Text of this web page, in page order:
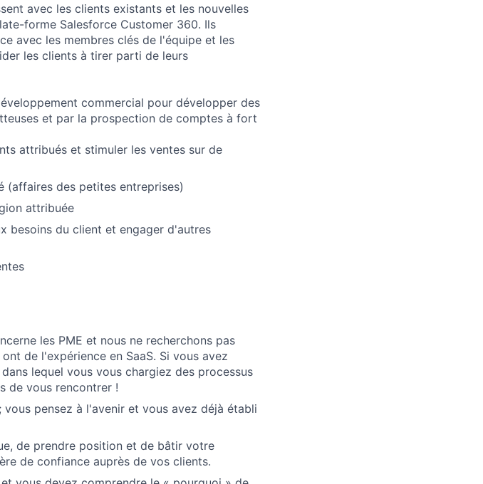
avec les clients existants et les nouvelles
forme Salesforce Customer 360. Ils
avec les membres clés de l'équipe et les
les clients à tirer parti de leurs
commercial pour développer des
et par la prospection de comptes à fort
attribués et stimuler les ventes sur de
(affaires des petites entreprises)
attribuée
besoins du client et engager d'autres
les PME et nous ne recherchons pas
de l'expérience en SaaS. Si vous avez
lequel vous vous chargiez des processus
de vous rencontrer !
pensez à l'avenir et vous avez déjà établi
de prendre position et de bâtir votre
de confiance auprès de vos clients.